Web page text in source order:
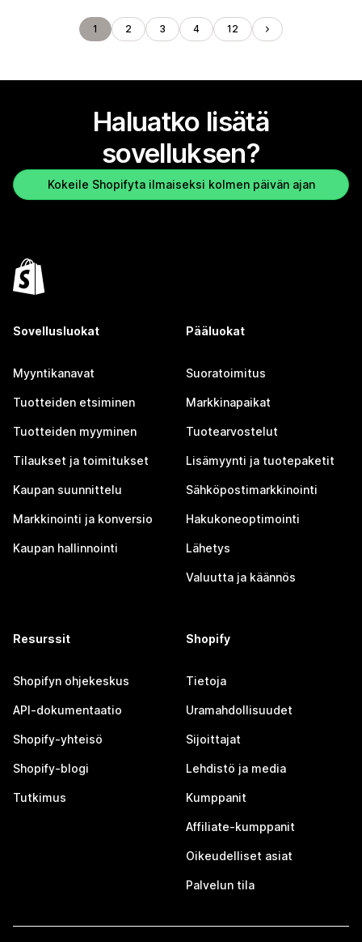
1 2 3 4 12
Haluatko lisätä
sovelluksen?
Kokeile Shopifyta ilmaiseksi kolmen päivän ajan
Sovellusluokat
Myyntikanavat
Tuotteiden etsiminen
Tuotteiden myyminen
Tilaukset ja toimitukset
Kaupan suunnittelu
Markkinointi ja konversio
Kaupan hallinnointi
Pääluokat
Suoratoimitus
Markkinapaikat
Tuotearvostelut
Lisämyynti ja tuotepaketit
Sähköpostimarkkinointi
Hakukoneoptimointi
Lähetys
Valuutta ja käännös
Resurssit
Shopifyn ohjekeskus
API-dokumentaatio
Shopify-yhteisö
Shopify-blogi
Tutkimus
Shopify
Tietoja
Uramahdollisuudet
Sijoittajat
Lehdistö ja media
Kumppanit
Affiliate-kumppanit
Oikeudelliset asiat
Palvelun tila